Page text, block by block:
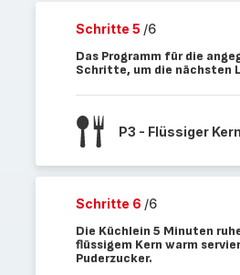
Schritte 5 /6
Das Programm für die
Schritte, um die nächsten
P3 - Flüssiger Kern
Schritte 6 /6
Die Küchlein 5 Minuten
flüssigem Kern warm
Puderzucker.